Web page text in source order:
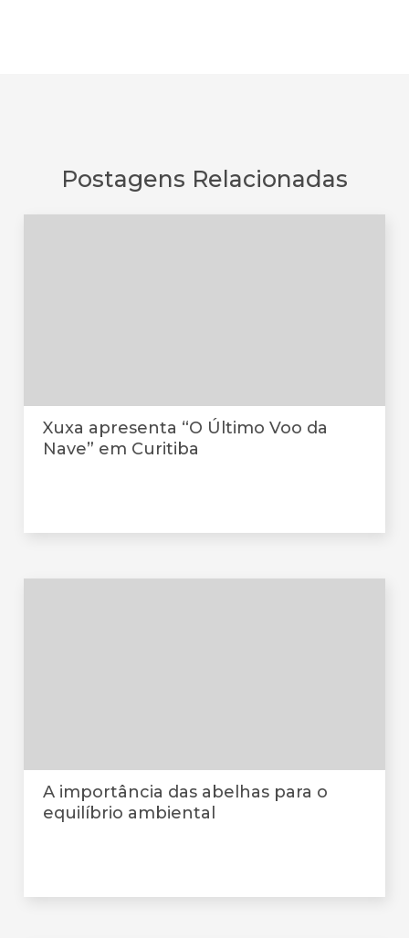
Postagens Relacionadas
Xuxa apresenta “O Último Voo da
Nave” em Curitiba
A importância das abelhas para o
equilíbrio ambiental